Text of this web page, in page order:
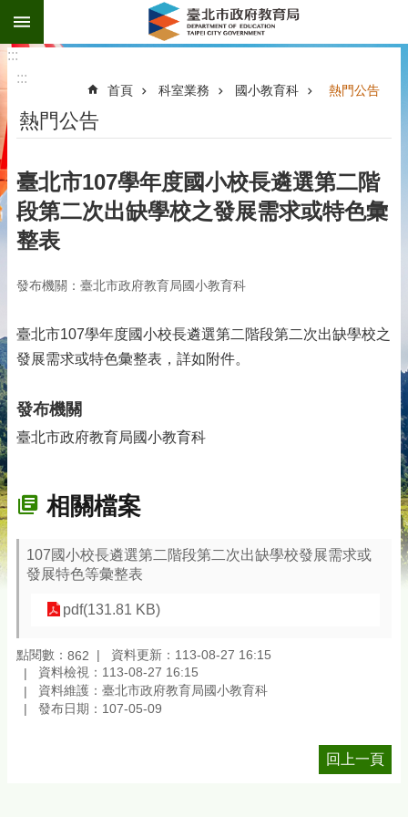
跳到主要內容區塊
:::
:::
首頁 科室業務 國小教育科 熱門公告
熱門公告
臺北市107學年度國小校長遴選第二階
段第二次出缺學校之發展需求或特色彙
整表
發布機關：臺北市政府教育局國小教育科
臺北市107學年度國小校長遴選第二階段第二次出缺學校之
發展需求或特色彙整表，詳如附件。
發布機關
臺北市政府教育局國小教育科
相關檔案
107國小校長遴選第二階段第二次出缺學校發展需求或
發展特色等彙整表
pdf(131.81 KB)
點閱數： 862
資料更新：113-08-27 16:15
資料檢視：113-08-27 16:15
資料維護：臺北市政府教育局國小教育科
發布日期：107-05-09
回上一頁